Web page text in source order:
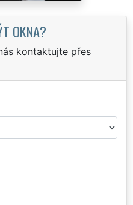
OKNA?
kontaktujte přes